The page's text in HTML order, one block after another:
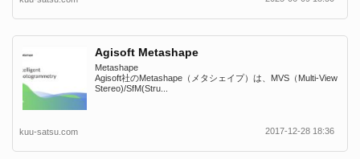
Agisoft Metashape
Metashape
Agisoft社のMetashape（メタシェイプ）は、MVS（Multi-View
Stereo)/SfM(Stru...
kuu-satsu.com 2017-12-28 18:36